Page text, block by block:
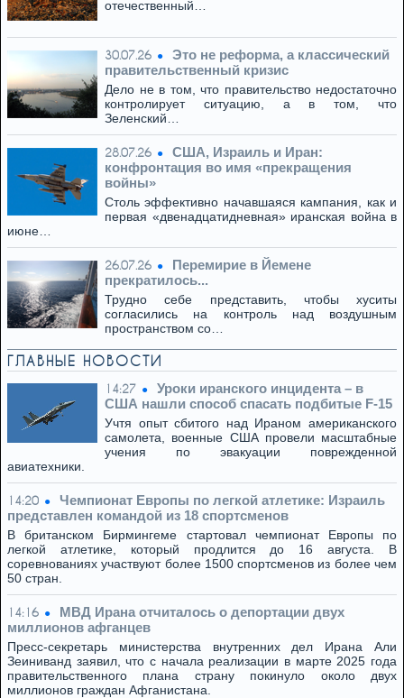
отечественный…
30.07.26
Это не реформа, а классический
правительственный кризис
Дело не в том, что правительство недостаточно
контролирует ситуацию, а в том, что
Зеленский…
28.07.26
США, Израиль и Иран:
конфронтация во имя «прекращения
войны»
Столь эффективно начавшаяся кампания, как и
первая «двенадцатидневная» иранская война в
июне…
26.07.26
Перемирие в Йемене
прекратилось...
Трудно себе представить, чтобы хуситы
согласились на контроль над воздушным
пространством со…
ГЛАВНЫЕ НОВОСТИ
14:27
Уроки иранского инцидента – в
США нашли способ спасать подбитые F-15
Учтя опыт сбитого над Ираном американского
самолета, военные США провели масштабные
учения по эвакуации поврежденной
авиатехники.
14:20
Чемпионат Европы по легкой атлетике: Израиль
представлен командой из 18 спортсменов
В британском Бирмингеме стартовал чемпионат Европы по
легкой атлетике, который продлится до 16 августа. В
соревнованиях участвуют более 1500 спортсменов из более чем
50 стран.
14:16
МВД Ирана отчиталось о депортации двух
миллионов афганцев
Пресс-секретарь министерства внутренних дел Ирана Али
Зеиниванд заявил, что с начала реализации в марте 2025 года
правительственного плана страну покинуло около двух
миллионов граждан Афганистана.